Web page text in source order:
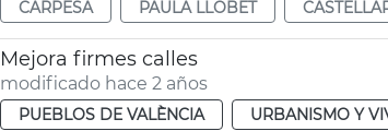
CARPESA
PAULA LLOBET
Mejora firmes calles
modificado hace 2 años
PUEBLOS DE VALÈNCIA URBANISMO Y